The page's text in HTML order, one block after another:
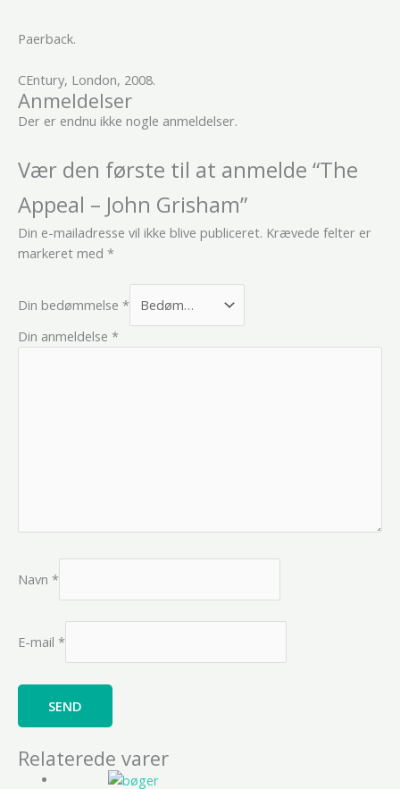
Paerback.
CEntury, London, 2008.
Anmeldelser
Der er endnu ikke nogle anmeldelser.
Vær den første til at anmelde “The
Appeal – John Grisham”
Din e-mailadresse vil ikke blive publiceret. Krævede felter er
markeret med *
Din bedømmelse *
Din anmeldelse *
Navn *
E-mail *
Relaterede varer